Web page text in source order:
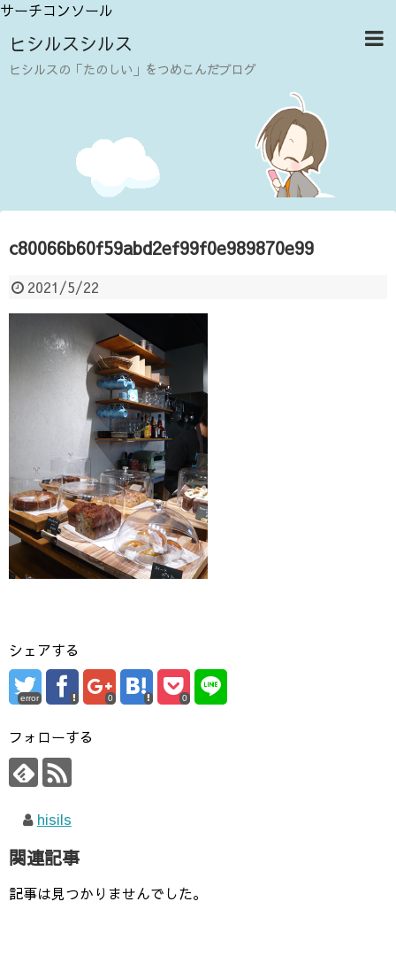
サーチコンソール
ヒシルスシルス
ヒシルスの「たのしい」をつめこんだブログ
c80066b60f59abd2ef99f0e989870e99
2021/5/22
シェアする
error 0 0
フォローする
hisils
関連記事
記事は見つかりませんでした。